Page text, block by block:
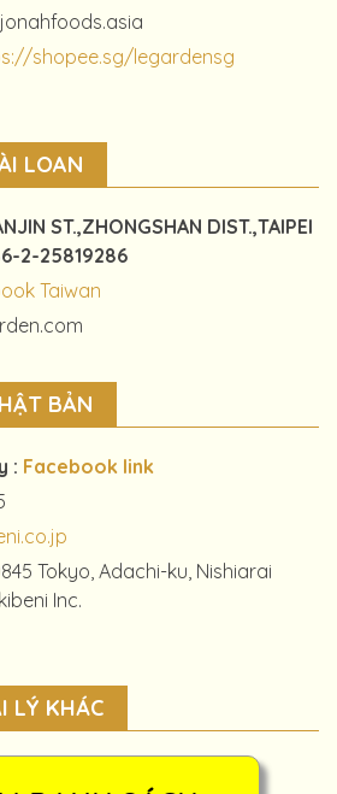
shopee.sg/legardensg
LOAN
ST.,ZHONGSHAN DIST.,TAIPEI
2-25819286
Taiwan
BẢN
: Facebook link
Tokyo, Adachi-ku, Nishiarai
Inc.
LÝ KHÁC